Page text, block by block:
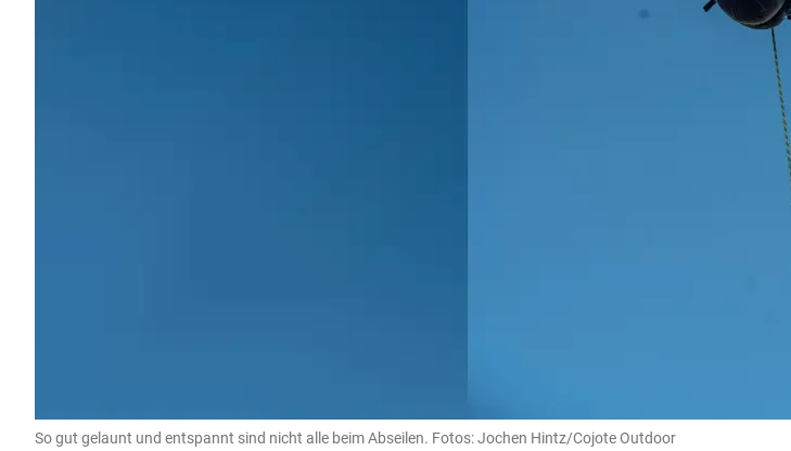
So gut gelaunt und entspannt sind nicht alle beim Abseilen. Fotos: Jochen Hintz/Cojote Outdoor